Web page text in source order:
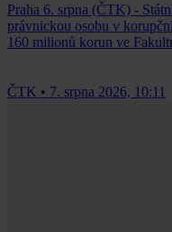
Praha 6. srpna (ČTK) -
právnickou osobu v
160 milionů korun ve
ČTK • 7. srpna 2026, 10:11